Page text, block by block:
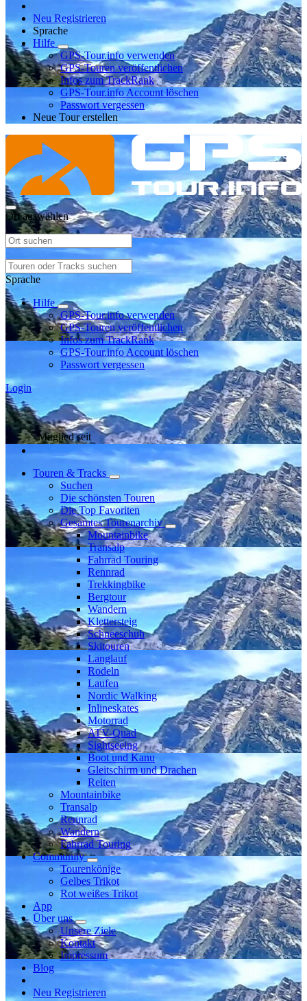
Neu Registrieren
Sprache
Hilfe
GPS-Tour.info verwenden
GPS-Touren veröffentlichen
Infos zum TrackRank
GPS-Tour.info Account löschen
Passwort vergessen
Neue Tour erstellen
Ort auswählen
Sprache
Hilfe
GPS-Tour.info verwenden
GPS-Touren veröffentlichen
Infos zum TrackRank
GPS-Tour.info Account löschen
Passwort vergessen
Login
Mitglied seit
Touren & Tracks
Suchen
Die schönsten Touren
Die Top Favoriten
Gesamtes Tourenarchiv
Mountainbike
Transalp
Fahrrad Touring
Rennrad
Trekkingbike
Bergtour
Wandern
Klettersteig
Schneeschuh
Skitouren
Langlauf
Rodeln
Laufen
Nordic Walking
Inlineskates
Motorrad
ATV-Quad
Sightseeing
Boot und Kanu
Gleitschirm und Drachen
Reiten
Mountainbike
Transalp
Rennrad
Wandern
Fahrrad Touring
Community
Tourenkönige
Gelbes Trikot
Rot weißes Trikot
App
Über uns
Unsere Ziele
Kontakt
Impressum
Blog
Neu Registrieren